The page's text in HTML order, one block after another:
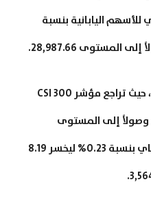
225 الرئيسي للأسهم اليابانية بنسبة
هبطت مؤشرات الأسهم الصينية، حيث تراجع مؤشر CSI 300
ليخسر 59.97 نقطة وصولاً إلى المستوى
4,872.14، وانخفض مؤشر شنغهاي بنسبة 0.23% ليخسر 8.19